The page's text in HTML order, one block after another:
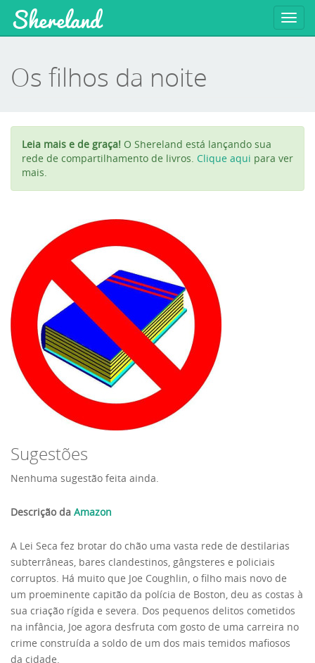
Shereland
Os filhos da noite
Leia mais e de graça! O Shereland está lançando sua
rede de compartilhamento de livros. Clique aqui para ver
mais.
Sugestões
Nenhuma sugestão feita ainda.
Descrição da Amazon
A Lei Seca fez brotar do chão uma vasta rede de destilarias
subterrâneas, bares clandestinos, gângsteres e policiais
corruptos. Há muito que Joe Coughlin, o filho mais novo de
um proeminente capitão da polícia de Boston, deu as costas à
sua criação rígida e severa. Dos pequenos delitos cometidos
na infância, Joe agora desfruta com gosto de uma carreira no
crime construída a soldo de um dos mais temidos mafiosos
da cidade.